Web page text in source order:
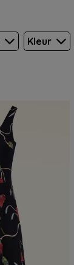
Kleur